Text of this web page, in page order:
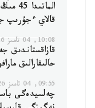
قالاي ءجۇرىپ
10:08, 04 تامىز 2026
قازاقستاندىق
حالىقارالىق
09:55, 04 تامىز 2026
چەلسيدەگى